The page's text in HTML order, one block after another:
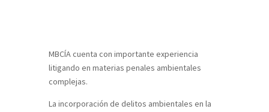
MBCÍA cuenta con importante experiencia
litigando en materias penales ambientales
complejas.
La incorporación de delitos ambientales en la